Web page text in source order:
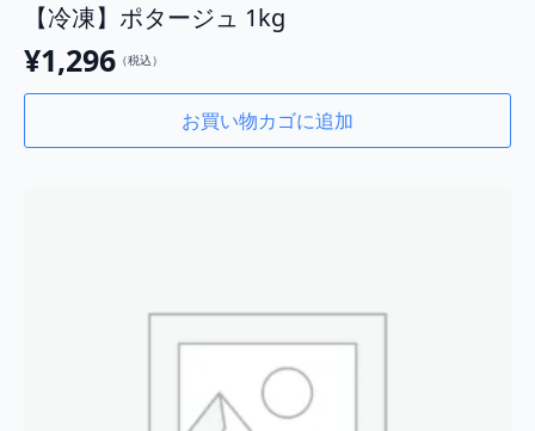
【冷凍】ポタージュ 1kg
¥1,296 （税込）
お買い物カゴに追加